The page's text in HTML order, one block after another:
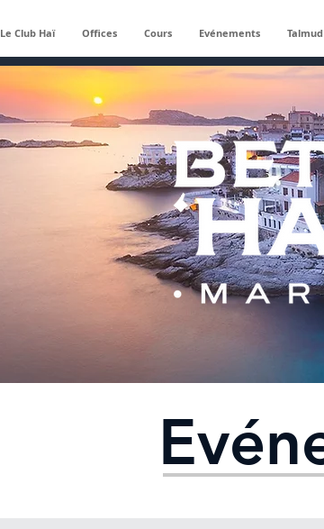
Le Club Haï Offices Cours Evénements